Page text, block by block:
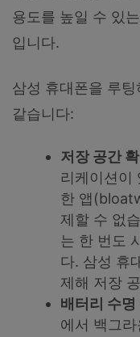
용도를 높일 수 있
입니다.
삼성 휴대폰을 루
같습니다:
저장 공간
리케이션이
한 앱
제할 수 없
는 한 번도
다. 삼성 휴
제해 저장
배터리 수명
에서 백그